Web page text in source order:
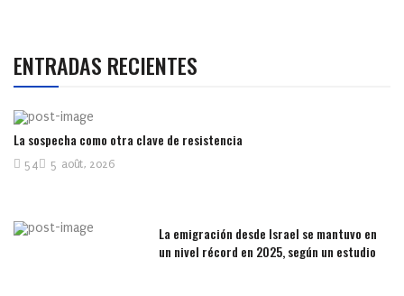
ENTRADAS RECIENTES
La sospecha como otra clave de resistencia
5 août, 2026
54
La emigración desde Israel se mantuvo en
un nivel récord en 2025, según un estudio